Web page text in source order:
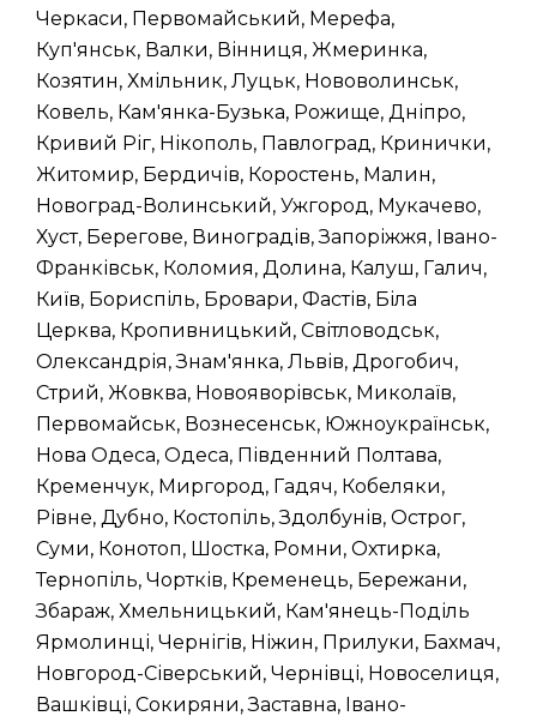
Черкаси, Первомайський, Мерефа,
Куп'янськ, Валки, Вінниця, Жмеринка,
Козятин, Хмільник, Луцьк, Нововолинськ,
Ковель, Кам'янка-Бузька, Рожище, Дніпро,
Кривий Ріг, Нікополь, Павлоград, Кринички,
Житомир, Бердичів, Коростень, Малин,
Новоград-Волинський, Ужгород, Мукачево,
Хуст, Берегове, Виноградів, Запоріжжя, Івано-
Франківськ, Коломия, Долина, Калуш, Галич,
Київ, Бориспіль, Бровари, Фастів, Біла
Церква, Кропивницький, Світловодськ,
Олександрія, Знам'янка, Львів, Дрогобич,
Стрий, Жовква, Новояворівськ, Миколаїв,
Первомайськ, Вознесенськ, Южноукраїнськ,
Нова Одеса, Одеса, Південний Полтава,
Кременчук, Миргород, Гадяч, Кобеляки,
Рівне, Дубно, Костопіль, Здолбунів, Острог,
Суми, Конотоп, Шостка, Ромни, Охтирка,
Тернопіль, Чортків, Кременець, Бережани,
Збараж, Хмельницький, Кам'янець-Поділь
Ярмолинці, Чернігів, Ніжин, Прилуки, Бахмач,
Новгород-Сіверський, Чернівці, Новоселиця,
Вашківці, Сокиряни, Заставна, Івано-